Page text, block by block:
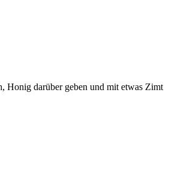
Honig darüber geben und mit etwas Zimt